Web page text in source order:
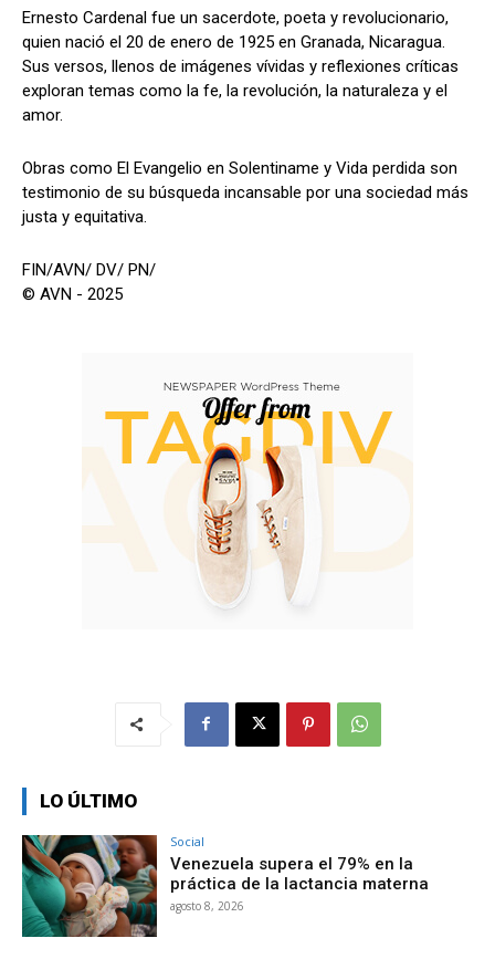
Ernesto Cardenal fue un sacerdote, poeta y revolucionario,
quien nació el 20 de enero de 1925 en Granada, Nicaragua.
Sus versos, llenos de imágenes vívidas y reflexiones críticas
exploran temas como la fe, la revolución, la naturaleza y el
amor.
Obras como El Evangelio en Solentiname y Vida perdida son
testimonio de su búsqueda incansable por una sociedad más
justa y equitativa.
FIN/AVN/ DV/ PN/
© AVN - 2025
LO ÚLTIMO
Social
Venezuela supera el 79% en la
práctica de la lactancia materna
agosto 8, 2026